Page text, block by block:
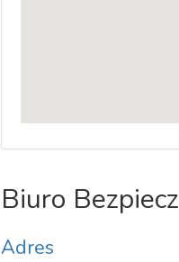
Biuro
Adres